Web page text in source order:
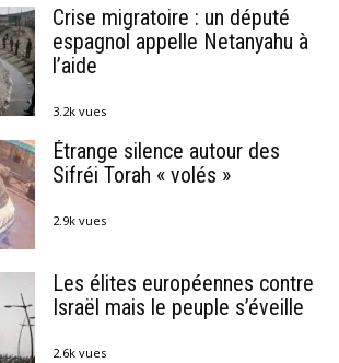
Crise migratoire : un député
espagnol appelle Netanyahu à
l’aide
3.2k vues
Étrange silence autour des
Sifréi Torah « volés »
2.9k vues
Les élites européennes contre
Israël mais le peuple s’éveille
2.6k vues